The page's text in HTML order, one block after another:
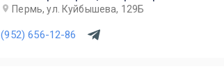
Пермь, ул. Куйбышева, 129Б
(952) 656-12-86